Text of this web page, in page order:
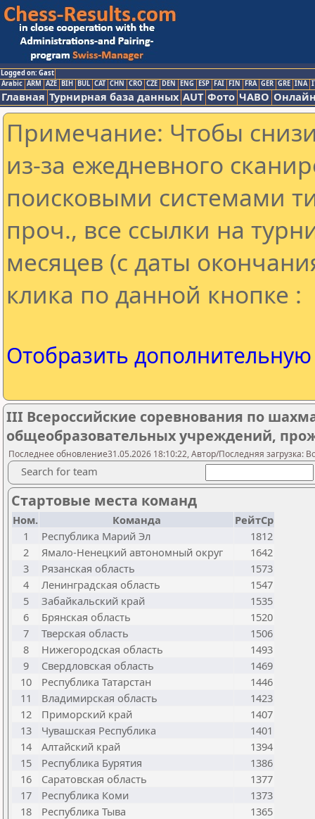
Logged on: Gast
Arabic ARM AZE BIH BUL CAT CHN CRO CZE DEN ENG ESP FAI FIN FRA GER GRE INA
Главная Турнирная база данных AUT Фото ЧАВО
Примечание: Чтобы
из-за ежедневного
поисковыми системами
проч., все ссылки на
месяцев (с даты
клика по данной кнопке :
Отобразить
III Всероссийские соревнования по
общеобразовательных учреждений,
Последнее обновление31.05.2026 18:10:22, Автор/Последняя загрузка:
Search for team
Стартовые места команд
Ном. Команда
РейтСр
1
Республика Марий Эл
1812
2
Ямало-Ненецкий автономный округ
1642
3
Рязанская область
1573
4
Ленинградская область
1547
5
Забайкальский край
1535
6
Брянская область
1520
7
Тверская область
1506
8
Нижегородская область
1493
9
Свердловская область
1469
10
Республика Татарстан
1446
11
Владимирская область
1423
12
Приморский край
1407
13
Чувашская Республика
1401
14
Алтайский край
1394
15
Республика Бурятия
1386
16
Саратовская область
1377
17
Республика Коми
1373
18
Республика Тыва
1365